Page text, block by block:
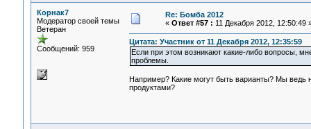
Корнак7
Модератор своей темы
Ветеран
Сообщений: 959
Re: Бомба 2012
« Ответ #57 : 11 Декабря 2012, 12:50:49
Цитата: Участник от 11 Декабря 2012, 12:35:59
Если при этом возникают какие-либо вопросы,
проблемы.
Например? Какие могут быть варианты? Мы ведь
продуктами?